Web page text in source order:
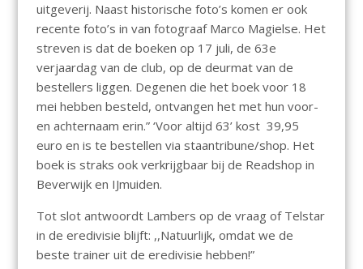
uitgeverij. Naast historische foto’s komen er ook
recente foto’s in van fotograaf Marco Magielse. Het
streven is dat de boeken op 17 juli, de 63e
verjaardag van de club, op de deurmat van de
bestellers liggen. Degenen die het boek voor 18
mei hebben besteld, ontvangen het met hun voor-
en achternaam erin.” ‘Voor altijd 63’ kost 39,95
euro en is te bestellen via staantribune/shop. Het
boek is straks ook verkrijgbaar bij de Readshop in
Beverwijk en IJmuiden.
Tot slot antwoordt Lambers op de vraag of Telstar
in de eredivisie blijft: ,,Natuurlijk, omdat we de
beste trainer uit de eredivisie hebben!”